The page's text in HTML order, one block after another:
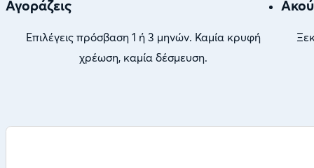
Αγοράζεις
Επιλέγεις πρόσβαση 1 ή 3 μηνών. Καμία κρυφή
χρέωση, καμία δέσμευση.